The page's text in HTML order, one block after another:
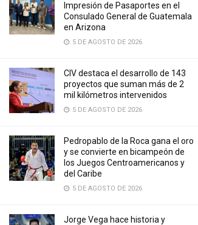
Impresión de Pasaportes en el
Consulado General de Guatemala
en Arizona
5 DE AGOSTO DE 2026
CIV destaca el desarrollo de 143
proyectos que suman más de 2
mil kilómetros intervenidos
5 DE AGOSTO DE 2026
Pedropablo de la Roca gana el oro
y se convierte en bicampeón de
los Juegos Centroamericanos y
del Caribe
5 DE AGOSTO DE 2026
Jorge Vega hace historia y